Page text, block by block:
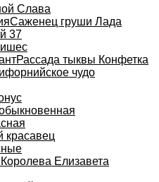
Слава
Саженец груши Лада
37
Рассада тыквы Конфетка
чудо
красавец
Елизавета